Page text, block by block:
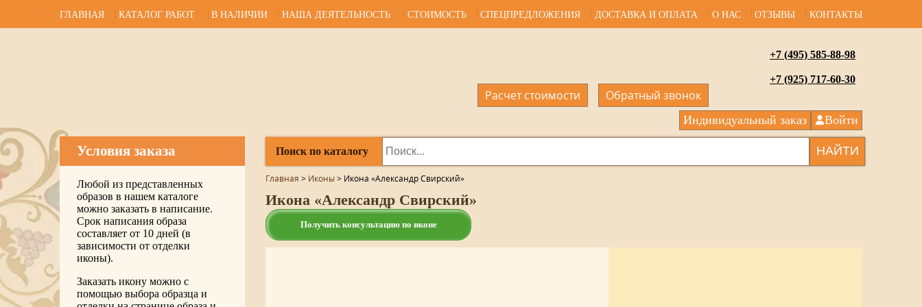
ГЛАВНАЯ КАТАЛОГ РАБОТ В НАЛИЧИИ НАША ДЕЯТЕЛЬНОСТЬ СТОИМОСТЬ СПЕЦПРЕДЛОЖЕНИЯ ДОСТАВКА И ОПЛАТА О НАС ОТЗЫВЫ КОНТАКТЫ
+7 (495) 585-88-98
+7 (925) 717-60-30
Индивидуальный заказ Войти
Расчет стоимости Обратный звонок
Условия заказа
Любой из представленных
образов в нашем каталоге
можно заказать в написание.
Срок написания образа
составляет от 10 дней (в
зависимости от отделки
иконы).
Заказать икону можно с
помощью выбора образца и
Поиск по каталогу НАЙТИ
Главная > Иконы> Икона «Александр Свирский»
Икона «Александр Свирский»
Получить консультацию по иконе